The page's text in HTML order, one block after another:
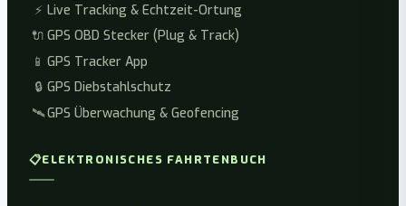
⚡ Live Tracking & Echtzeit-Ortung
🔌 GPS OBD Stecker (Plug & Track)
📱 GPS Tracker App
🔒 GPS Diebstahlschutz
🛰️GPS Überwachung & Geofencing
📋ELEKTRONISCHES FAHRTENBUCH